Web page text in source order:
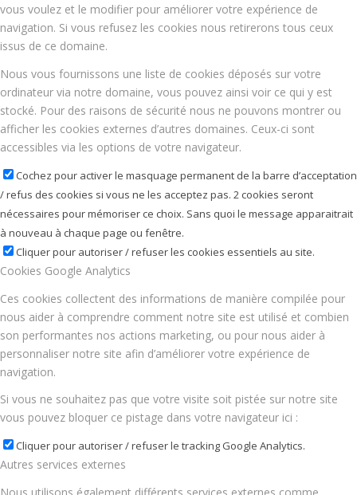
vous voulez et le modifier pour améliorer votre expérience de
navigation. Si vous refusez les cookies nous retirerons tous ceux
issus de ce domaine.
Nous vous fournissons une liste de cookies déposés sur votre
ordinateur via notre domaine, vous pouvez ainsi voir ce qui y est
stocké. Pour des raisons de sécurité nous ne pouvons montrer ou
afficher les cookies externes d’autres domaines. Ceux-ci sont
accessibles via les options de votre navigateur.
Cochez pour activer le masquage permanent de la barre d’acceptation
/ refus des cookies si vous ne les acceptez pas. 2 cookies seront
nécessaires pour mémoriser ce choix. Sans quoi le message apparaitrait
à nouveau à chaque page ou fenêtre.
Cliquer pour autoriser / refuser les cookies essentiels au site.
Cookies Google Analytics
Ces cookies collectent des informations de manière compilée pour
nous aider à comprendre comment notre site est utilisé et combien
son performantes nos actions marketing, ou pour nous aider à
personnaliser notre site afin d’améliorer votre expérience de
navigation.
Si vous ne souhaitez pas que votre visite soit pistée sur notre site
vous pouvez bloquer ce pistage dans votre navigateur ici :
Cliquer pour autoriser / refuser le tracking Google Analytics.
Autres services externes